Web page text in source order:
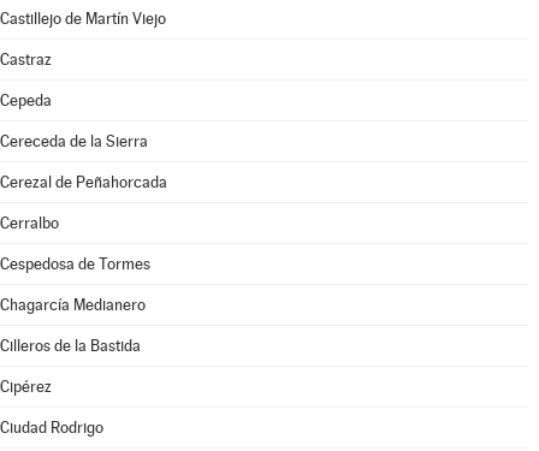
Castillejo de Martín Viejo
Castraz
Cepeda
Cereceda de la Sierra
Cerezal de Peñahorcada
Cerralbo
Cespedosa de Tormes
Chagarcía Medianero
Cilleros de la Bastida
Cipérez
Ciudad Rodrigo